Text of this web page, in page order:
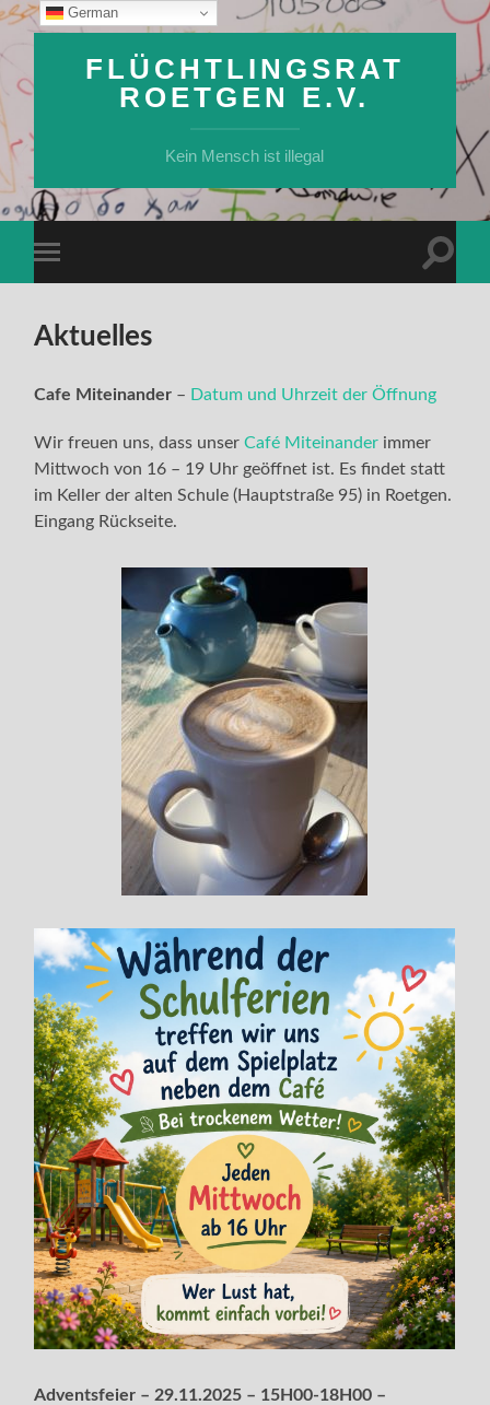
FLÜCHTLINGSRAT
ROETGEN E.V.
Kein Mensch ist illegal
Menü
Aktuelles
Cafe Miteinander – Datum und Uhrzeit der Öffnung
Wir freuen uns, dass unserCafé Miteinander immer
Mittwoch von 16 – 19 Uhr geöffnet ist. Es findet statt
im Keller der alten Schule (Hauptstraße 95) in Roetgen.
Eingang Rückseite.
Adventsfeier – 29.11.2025 – 15H00-18H00 –
German